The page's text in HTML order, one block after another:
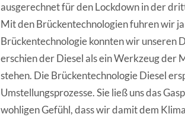
ausgerechnet für den Lockdown in der
Mit den Brückentechnologien fuhren wir
Brückentechnologie konnten wir unseren
erschien der Diesel als ein Werkzeug der
stehen. Die Brückentechnologie Diesel
Umstellungsprozesse. Sie ließ uns das
wohligen Gefühl, dass wir damit dem